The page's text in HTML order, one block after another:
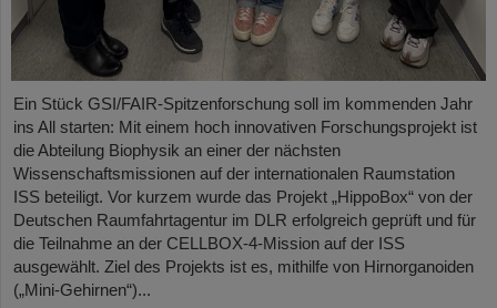
Ein Stück GSI/FAIR-Spitzenforschung soll im kommenden Jahr
ins All starten: Mit einem hoch innovativen Forschungsprojekt ist
die Abteilung Biophysik an einer der nächsten
Wissenschaftsmissionen auf der internationalen Raumstation
ISS beteiligt. Vor kurzem wurde das Projekt „HippoBox“ von der
Deutschen Raumfahrtagentur im DLR erfolgreich geprüft und für
die Teilnahme an der CELLBOX-4-Mission auf der ISS
ausgewählt. Ziel des Projekts ist es, mithilfe von Hirnorganoiden
(„Mini-Gehirnen“)...